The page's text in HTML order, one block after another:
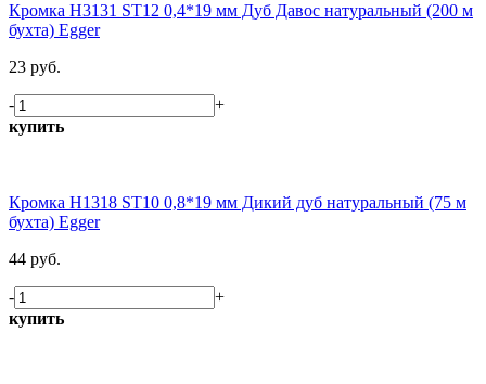
Кромка H3131 ST12 0,4*19 мм Дуб Давос натуральный (200 м
бухта) Egger
23 руб.
-
+
купить
Кромка H1318 ST10 0,8*19 мм Дикий дуб натуральный (75 м
бухта) Egger
44 руб.
-
+
купить